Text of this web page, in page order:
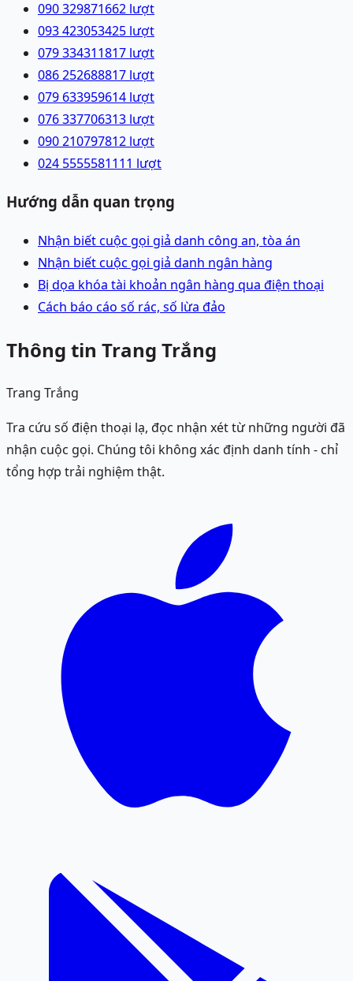
090 329871662 lượt
093 423053425 lượt
079 334311817 lượt
086 252688817 lượt
079 633959614 lượt
076 337706313 lượt
090 210797812 lượt
024 5555581111 lượt
Hướng dẫn quan trọng
Nhận biết cuộc gọi giả danh công an, tòa án
Nhận biết cuộc gọi giả danh ngân hàng
Bị dọa khóa tài khoản ngân hàng qua điện thoại
Cách báo cáo số rác, số lừa đảo
Thông tin Trang Trắng
Trang Trắng
Tra cứu số điện thoại lạ, đọc nhận xét từ những người đã
nhận cuộc gọi. Chúng tôi không xác định danh tính - chỉ
tổng hợp trải nghiệm thật.